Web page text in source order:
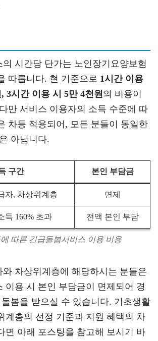
의 시간당 단가는 노인장기요양보험
따릅니다. 현 기준으로 1시간 이용
3시간 이용 시 5만 4천원 의 비용이
만 서비스 이용자의 소득 수준에 따
차등 적용되어, 모든 분들이 동일한
아닙니다.
구간 본인 부담금
자, 차상위계층 면제
득 160% 초과 전액 본인 부담
따른 긴급돌봄서비스 이용 비용
와 차상위계층에 해당하시는 분들은
이용 시 본인 부담금이 면제되어 경
봄을 받으실 수 있습니다. 기초생활
계층의 선정 기준과 지원 혜택의 차
면 아래 포스팅을 참고해 보시기 바